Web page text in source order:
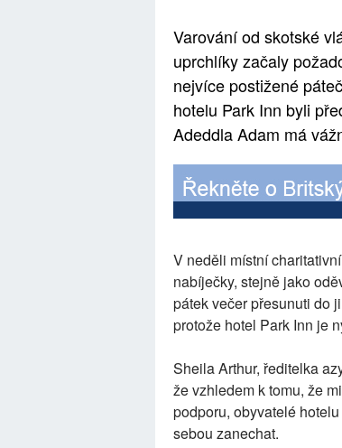
Varování od skotské
uprchlíky začaly
nejvíce postižené
hotelu Park Inn byli
Adeddla Adam má
V neděli místní
nabíječky, stejně jako
pátek večer přesunuti do
protože hotel Park Inn je
Sheila Arthur, ředitelka
že vzhledem k tomu, že
podporu, obyvatelé
sebou zanechat.